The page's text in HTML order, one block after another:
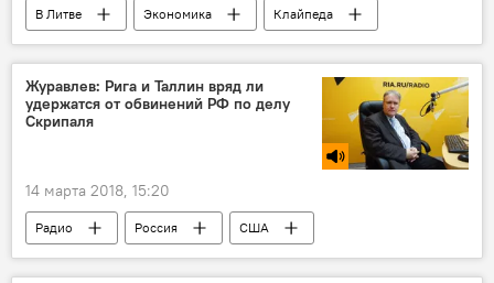
В Литве Экономика
Клайпеда
Statoil
Журавлев: Рига и Таллин вряд ли
удержатся от обвинений РФ по делу
Скрипаля
14 марта 2018, 15:20
Радио Россия
США
Латвия
Эстония
Великобритания